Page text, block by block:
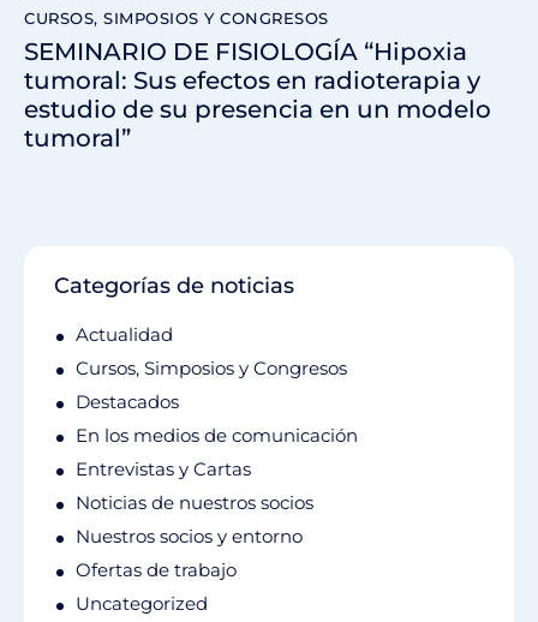
CURSOS, SIMPOSIOS Y CONGRESOS
SEMINARIO DE FISIOLOGÍA “Hipoxia
tumoral: Sus efectos en radioterapia y
estudio de su presencia en un modelo
tumoral”
Categorías de noticias
Actualidad
Cursos, Simposios y Congresos
Destacados
En los medios de comunicación
Entrevistas y Cartas
Noticias de nuestros socios
Nuestros socios y entorno
Ofertas de trabajo
Uncategorized